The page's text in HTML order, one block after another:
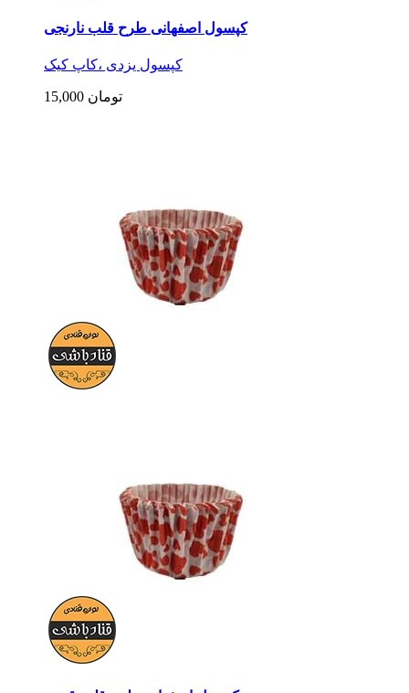
کپسول اصفهانی طرح قلب نارنجی
کپسول یزدی ،کاپ کیک
15,000 تومان